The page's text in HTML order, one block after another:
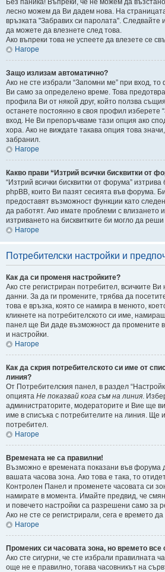
Без паника! Въпреки, че не можем да
лесно можем да Ви дадем нова. На
връзката "Забравих си паролата". Следвайте
да можете да влезнете след това.
Ако въпреки това не успеете да влезете се
Нагоре
Защо излизам автоматично?
Ако не сте избрали “Запомни ме” при вход,
Ви само за определено време. Това
профила Ви от някой друг, който ползва
останете постоянно в своя профил изберете
вход. Не Ви препоръчваме тази опция ако
хора. Ако не виждате такава опция това
забранил.
Нагоре
Какво прави “Изтрий всички бисквитки от
“Изтрий всички бисквитки от форума”
phpBB, които Ви пазят сесията във форума.
предоставят възможност функции като
да работят. Ако имате проблеми с влизането
изтриването на бисквитките би могло да
Нагоре
Потребителски настройки и
Как да си променя настройките?
Ако сте регистриран потребител, всичките Ви
данни. За да ги промените, трябва да
това е връзка, която се намира в менюто,
кликнете на потребителското си име,
панел ще Ви даде възможност да промените
и настройки.
Нагоре
Как да скрия потребителското си име от
линия?
От Потребителския панел, в раздел
опцията Не показвай кога съм на линия.
администраторите, модераторите и Вие ще
име в списъка с потребителите на линия. Ще
потребител.
Нагоре
Времената не са правилни!
Възможно е времената показани във форума
вашата часова зона. Ако това е така, то
Контролен Панел и променете часовата си
намирате в момента. Имайте предвид, че
и повечето настройки са разрешени само за
Ако не сте се регистрирали, сега е времето
Нагоре
Промених си часовата зона, но времето
Ако сте сигурни, че сте избрали правилната
още не е правилно, тогава часовникът на